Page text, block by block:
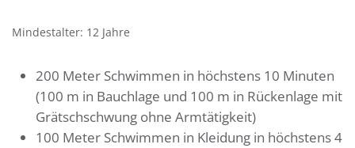
Mindestalter: 12 Jahre
200 Meter Schwimmen in höchstens 10 Minuten
(100 m in Bauchlage und 100 m in Rückenlage mit
Grätschschwung ohne Armtätigkeit)
100 Meter Schwimmen in Kleidung in höchstens 4